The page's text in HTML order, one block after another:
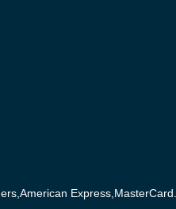
Express,MasterCard.